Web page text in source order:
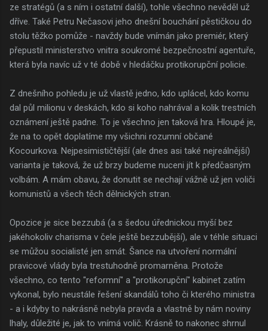
ze stratégů (a s ním i ostatní další), tohle všechno nevěděl už
dříve. Také Petru Nečasovi jeho dnešní bouchání pěstičkou do
stolu těžko pomůže - navždy bude vnímán jako premiér, který
přepustil ministerstvo vnitra soukromé bezpečnostní agentuře,
která byla navíc už v té době v hledáčku protikorupční policie.
Z dnešního pohledu je už vlastě jedno, kdo uplácel, kdo komu
dal půl milionu v deskách, kdo si koho nahrával a kolik trestních
oznámení ještě padne. To je všechno jen taková hra. Hloupé je,
že na to opět doplatíme my všichni rozumní občané
Kocourkova. Nejpesimističtější (ale dnes asi také nejreálnější)
varianta je taková, že už brzy budeme nuceni jít k předčasným
volbám. A mám obavu, že donutit se nechají vážně už jen voliči
komunistů a všech těch dělnických stran.
Opozice je sice bezzubá (a s šedou úřednickou myší bez
jakéhokoliv charisma v čele ještě bezzubější), ale v téhle situaci
se můžou socialisté jen smát. Šance na utvoření normální
pravicové vlády byla trestuhodně promarněna. Protože
všechno, co tento "reformní" a "protikorupční" kabinet zatím
vykonal, bylo neustále řešení skandálů toho či kterého ministra
- a i kdyby to nakrásně nebyla pravda a vlastně by nám noviny
lhaly, důležité je, jak to vnímá volič. Krásně to nakonec shrnul